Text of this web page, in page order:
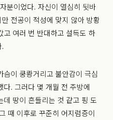
분이었다. 자신이 열심히 뒷바
전공이 적성에 맞지 않아 방황
고 여러 번 반대하고 설득도 하
.
이 쿵쾅거리고 불안감이 극심
다. 그러다 몇 개월 전 주방에
땅이 흔들리는 것 같고 핑 도
때 이후로 꾸준히 어지럼증이